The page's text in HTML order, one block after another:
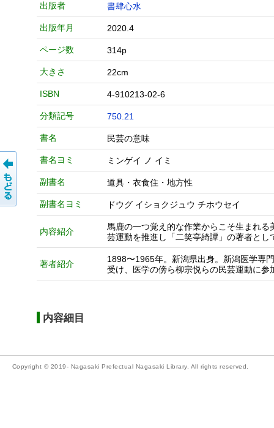
出版者 書肆心水
出版年月 2020.4
ページ数 314p
大きさ 22cm
ISBN 4-910213-02-6
分類記号 750.21
書名 民芸の意味
書名ヨミ ミンゲイ ノ イミ
副書名 道具・衣食住・地方性
副書名ヨミ ドウグ イショクジュウ チホウセイ
内容紹介
馬鹿の一つ覚え的な作業からこそ生まれ
芸運動を推進し「二笑亭綺譚」の著者と
著者紹介
1898〜1965年。新潟県出身。新潟医学専
受け、医学の傍ら柳宗悦らの民芸運動に参
内容細目
Copyright © 2019- Nagasaki Prefectual Nagasaki Library. All rights reserved.